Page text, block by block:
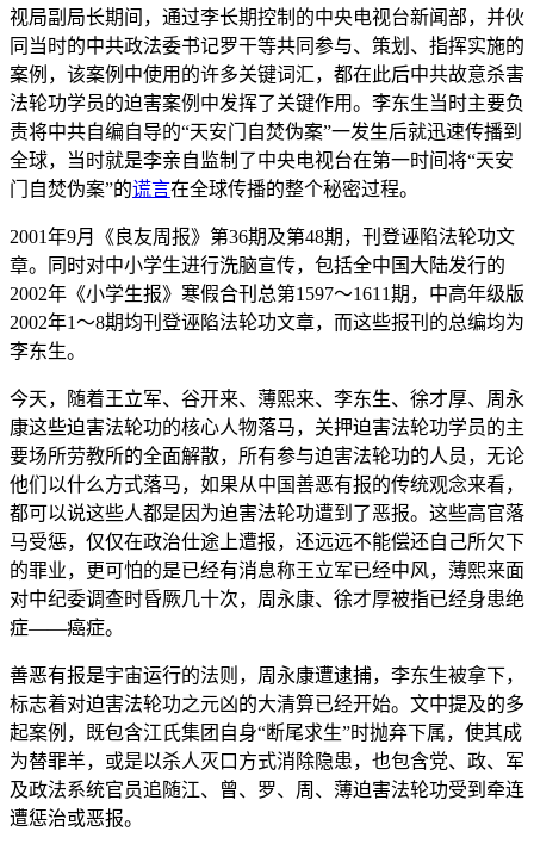
视局副局长期间，通过李长期控制的中央电视台新闻部，并伙
同当时的中共政法委书记罗干等共同参与、策划、指挥实施的
案例，该案例中使用的许多关键词汇，都在此后中共故意杀害
法轮功学员的迫害案例中发挥了关键作用。李东生当时主要负
责将中共自编自导的“天安门自焚伪案”一发生后就迅速传播到
全球，当时就是李亲自监制了中央电视台在第一时间将“天安
门自焚伪案”的谎言在全球传播的整个秘密过程。
2001年9月《良友周报》第36期及第48期，刊登诬陷法轮功文
章。同时对中小学生进行洗脑宣传，包括全中国大陆发行的
2002年《小学生报》寒假合刊总第1597～1611期，中高年级版
2002年1～8期均刊登诬陷法轮功文章，而这些报刊的总编均为
李东生。
今天，随着王立军、谷开来、薄熙来、李东生、徐才厚、周永
康这些迫害法轮功的核心人物落马，关押迫害法轮功学员的主
要场所劳教所的全面解散，所有参与迫害法轮功的人员，无论
他们以什么方式落马，如果从中国善恶有报的传统观念来看，
都可以说这些人都是因为迫害法轮功遭到了恶报。这些高官落
马受惩，仅仅在政治仕途上遭报，还远远不能偿还自己所欠下
的罪业，更可怕的是已经有消息称王立军已经中风，薄熙来面
对中纪委调查时昏厥几十次，周永康、徐才厚被指已经身患绝
症——癌症。
善恶有报是宇宙运行的法则，周永康遭逮捕，李东生被拿下，
标志着对迫害法轮功之元凶的大清算已经开始。文中提及的多
起案例，既包含江氏集团自身“断尾求生”时抛弃下属，使其成
为替罪羊，或是以杀人灭口方式消除隐患，也包含党、政、军
及政法系统官员追随江、曾、罗、周、薄迫害法轮功受到牵连
遭惩治或恶报。